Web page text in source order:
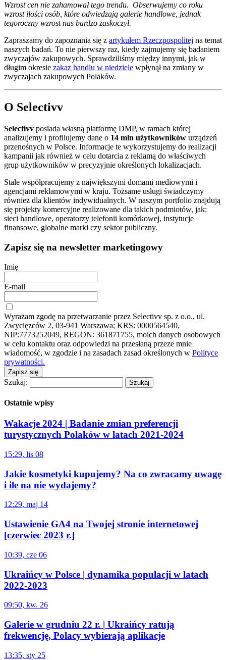
Wzrost cen nie zahamował tego trendu. Obserwujemy co roku
wzrost ilości osób, które odwiedzają galerie handlowe, jednak
tegoroczny wzrost nas bardzo zaskoczył.
Zapraszamy do zapoznania się z artykułem Rzeczpospolitej na temat
naszych badań. To nie pierwszy raz, kiedy zajmujemy się badaniem
zwyczajów zakupowych. Sprawdziliśmy między innymi, jak w
długim okresie zakaz handlu w niedziele wpłynął na zmiany w
zwyczajach zakupowych Polaków.
O Selectivv
Selectivv posiada własną platformę DMP, w ramach której
analizujemy i profilujemy dane o 14 mln użytkowników urządzeń
przenośnych w Polsce. Informacje te wykorzystujemy do realizacji
kampanii jak również w celu dotarcia z reklamą do właściwych
grup użytkowników w precyzyjnie określonych lokalizacjach.
Stale współpracujemy z największymi domami mediowymi i
agencjami reklamowymi w kraju. Tożsame usługi świadczymy
również dla klientów indywidualnych. W naszym portfolio znajdują
się projekty komercyjne realizowane dla takich podmiotów, jak:
sieci handlowe, operatorzy telefonii komórkowej, instytucje
finansowe, globalne marki czy sektor publiczny.
Zapisz się na newsletter marketingowy
Imię
E-mail
Wyrażam zgodę na przetwarzanie przez Selectivv sp. z o.o., ul.
Zwycięzców 2, 03-941 Warszawa; KRS: 0000564540,
NIP:7773252049, REGON: 361871755, moich danych osobowych
w celu kontaktu oraz odpowiedzi na przesłaną przeze mnie
wiadomość, w zgodzie i na zasadach zasad określonych w Polityce
prywatności.
Zapisz się
Szukaj:
Ostatnie wpisy
Wakacje 2024 | Badanie zmian preferencji
turystycznych Polaków w latach 2021-2024
15:29, lis 08
Jakie kosmetyki kupujemy? Na co zwracamy uwagę
i ile na nie wydajemy?
12:29, maj 14
Ustawienie GA4 na Twojej stronie internetowej
[czerwiec 2023 r.]
10:39, cze 06
Ukraińcy w Polsce | dynamika populacji w latach
2022-2023
09:50, kw. 26
Galerie w grudniu 22 r. | Ukraińcy ratują
frekwencję, Polacy wybierają aplikacje
13:35, sty 25